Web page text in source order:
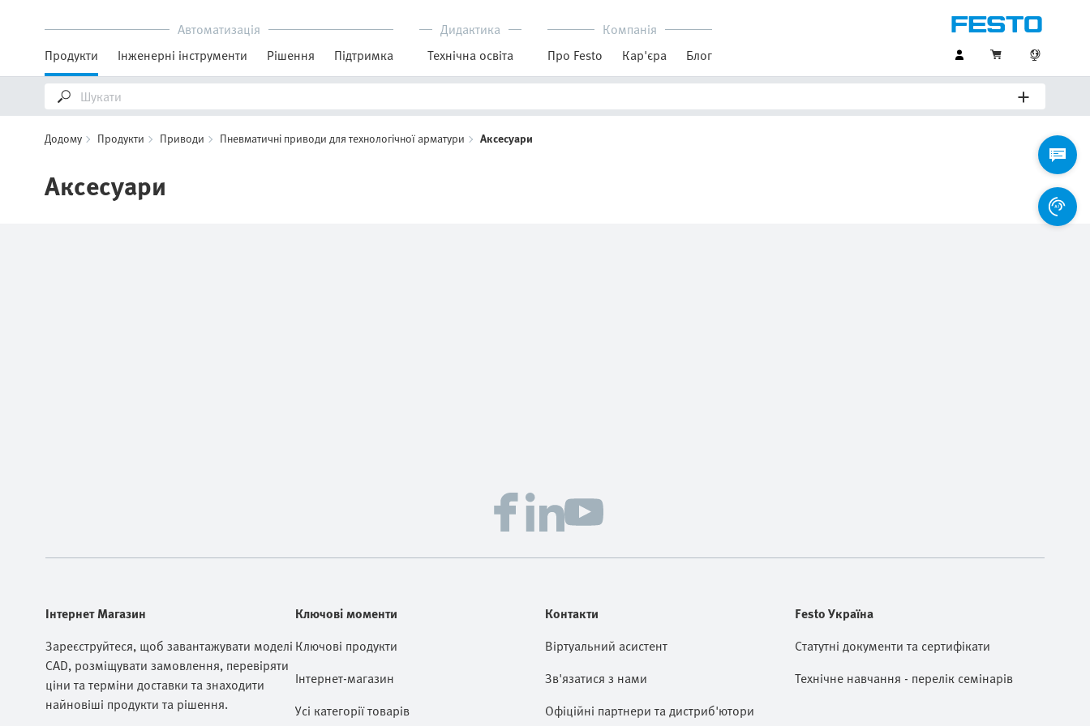
Автоматизація
Продукти
Інженерні інструменти Рішення Підтримка
Дидактика
Технічна освіта
Компанія
Про Festo
Кар'єра Блог
Додому Продукти Приводи Пневматичні приводи для технологічної арматури Аксесуари
Аксесуари
Інтернет Магазин
Зареєструйтеся, щоб завантажувати моделі
CAD, розміщувати замовлення, перевіряти
ціни та терміни доставки та знаходити
найновіші продукти та рішення.
Ключові моменти
Ключові продукти
Інтернет-магазин
Усі категорії товарів
Контакти
Віртуальний асистент
Зв'язатися з нами
Офіційні партнери та дистриб'ютори
Festo Україна
Статутні документи та сертифікати
Технічне навчання - перелік семінарів